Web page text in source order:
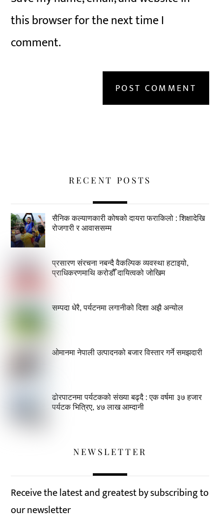
this browser for the next time I
comment.
RECENT POSTS
सैनिक कल्याणकारी कोषको दायरा फराकिलो : शिक्षादेखि
रोजगारी र आवाससम्म
प्रसारण संरचना नबन्दै वैकल्पिक व्यवस्था हटाइयो,
प्राधिकरणमाथि करोडौँ दायित्वको जोखिम
सम्पदा धेरै, पर्यटनमा लगानीको दिशा अझै अन्योल
ओमानमा नेपाली उत्पादनको बजार विस्तार गर्ने समझदारी
ढोरपाटनमा पर्यटकको संख्या बढ्दै : एक वर्षमा ३७ हजार
पर्यटक भित्रिए, ४७ लाख आम्दानी
NEWSLETTER
Receive the latest and greatest by subscribing to
our newsletter